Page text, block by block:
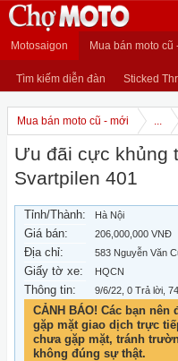
Motosaigon Mua bán moto cũ
Tìm kiếm diễn đàn Sticked
Mua bán moto cũ - mới ...
Ưu đãi cực khủng
Svartpilen 401
Tỉnh/Thành: Hà Nội
Giá bán: 206,000,000 VNĐ
Địa chỉ: 583 Nguyễn Văn
Giấy tờ xe: HQCN
Thông tin: 9/6/22 , 0 Trả lời,
CẢNH BÁO! Các bạn
gặp mặt giao dịch trực
chưa gặp mặt, tránh
không đúng sự thật.